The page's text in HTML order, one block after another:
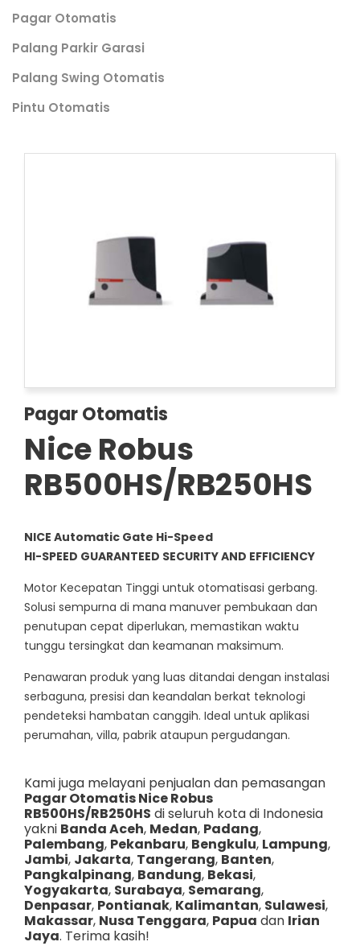
Pagar Otomatis
Palang Parkir Garasi
Palang Swing Otomatis
Pintu Otomatis
Pagar Otomatis
Nice Robus
RB500HS/RB250HS
NICE Automatic Gate Hi-Speed
HI-SPEED GUARANTEED SECURITY AND EFFICIENCY
Motor Kecepatan Tinggi untuk otomatisasi gerbang.
Solusi sempurna di mana manuver pembukaan dan
penutupan cepat diperlukan, memastikan waktu
tunggu tersingkat dan keamanan maksimum.
Penawaran produk yang luas ditandai dengan instalasi
serbaguna, presisi dan keandalan berkat teknologi
pendeteksi hambatan canggih. Ideal untuk aplikasi
perumahan, villa, pabrik ataupun pergudangan.
Kami juga melayani penjualan dan pemasangan
Pagar Otomatis Nice Robus
RB500HS/RB250HS di seluruh kota di Indonesia
yakni Banda Aceh, Medan, Padang,
Palembang, Pekanbaru, Bengkulu, Lampung,
Jambi, Jakarta, Tangerang, Banten,
Pangkalpinang, Bandung, Bekasi,
Yogyakarta, Surabaya, Semarang,
Denpasar, Pontianak, Kalimantan, Sulawesi,
Makassar, Nusa Tenggara, Papua dan Irian
Jaya. Terima kasih!